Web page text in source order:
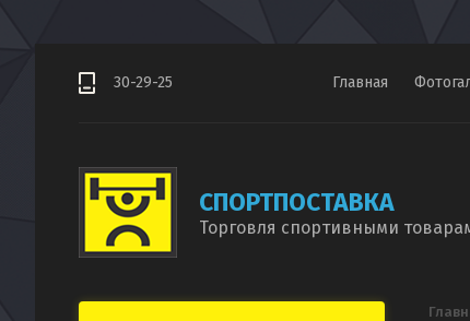
30-29-25 Главная
СПОРТПОСТАВКА
Торговля спортивными